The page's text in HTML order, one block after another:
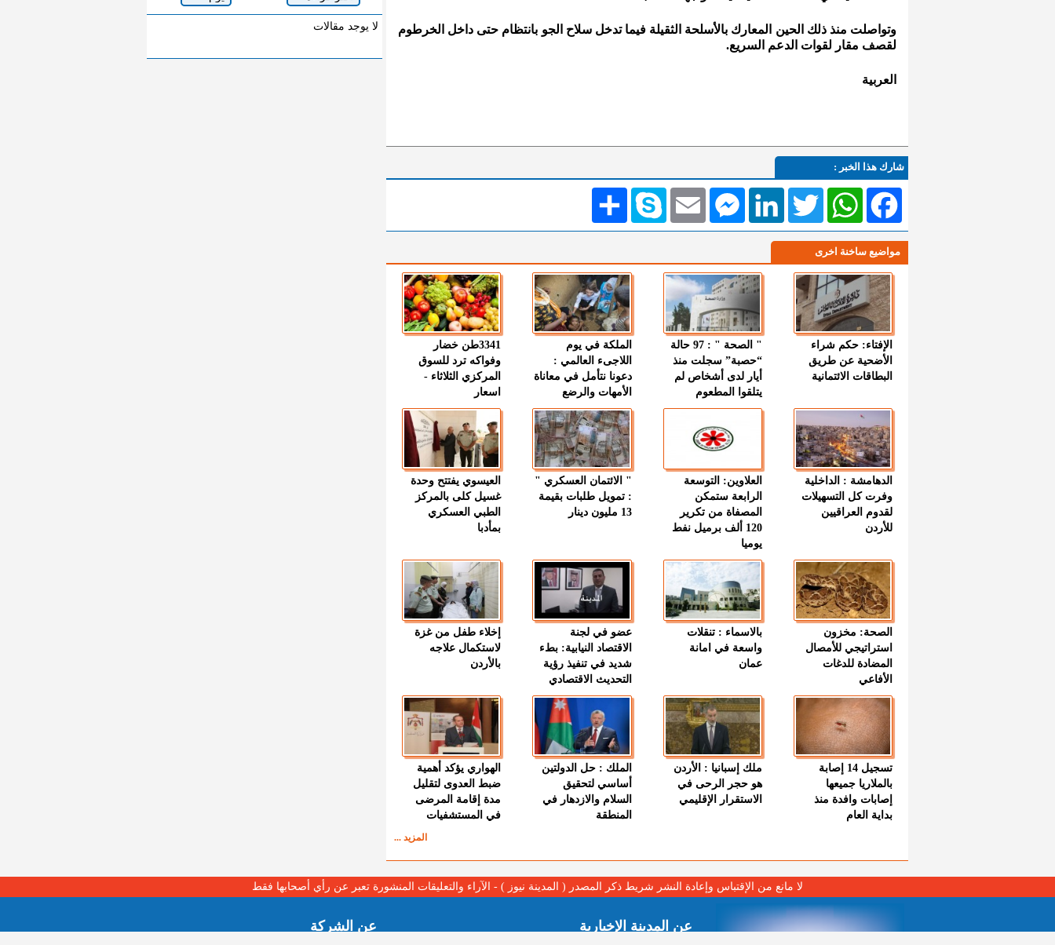
وتواصلت منذ ذلك الحين المعارك بالأسلحة الثقيلة فيما تدخل سلاح الجو بانتظام حتى داخل الخرطوم
لقصف مقار لقوات الدعم السريع.
العربية
شارك هذا الخبر :
انشر Skype EmailMessengerLinkedIn TwitterWhatsAppFacebook
مواضيع ساخنة اخرى
الإفتاء: حكم شراء
الأضحية عن طريق
البطاقات الائتمانية
" الصحة " : 97 حالة
“حصبة” سجلت منذ
أيار لدى أشخاص لم
يتلقوا المطعوم
الملكة في يوم
اللاجىء العالمي :
دعونا نتأمل في معاناة
الأمهات والرضع
3341طن خضار
وفواكه ترد للسوق
المركزي الثلاثاء -
اسعار
الدهامشة : الداخلية
وفرت كل التسهيلات
لقدوم العراقيين
للأردن
العلاوين: التوسعة
الرابعة ستمكن
المصفاة من تكرير
120 ألف برميل نفط
يوميا
" الائتمان العسكري "
: تمويل طلبات بقيمة
13 مليون دينار
العيسوي يفتتح وحدة
غسيل كلى بالمركز
الطبي العسكري
بمأدبا
الصحة: مخزون
استراتيجي للأمصال
المضادة للدغات
الأفاعي
بالاسماء : تنقلات
واسعة في امانة
عمان
عضو في لجنة
الاقتصاد النيابية: بطء
شديد في تنفيذ رؤية
التحديث الاقتصادي
إخلاء طفل من غزة
لاستكمال علاجه
بالأردن
تسجيل 14 إصابة
بالملاريا جميعها
إصابات وافدة منذ
بداية العام
ملك إسبانيا : الأردن
هو حجر الرحى في
الاستقرار الإقليمي
الملك : حل الدولتين
أساسي لتحقيق
السلام والازدهار في
المنطقة
الهواري يؤكد أهمية
ضبط العدوى لتقليل
مدة إقامة المرضى
في المستشفيات
المزيد ...
لا يوجد مقالات
لا مانع من الإقتباس وإعادة النشر شريط ذكر المصدر ( المدينة نيوز ) - الآراء والتعليقات المنشورة تعبر عن رأي أصحابها فقط
عن المدينة الإخبارية عن الشركة